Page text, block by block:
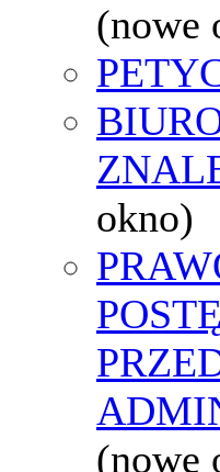
(nowe
okno)
(nowe